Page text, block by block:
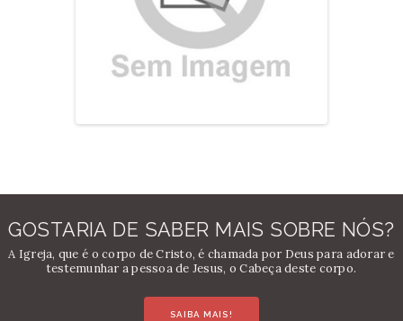
GOSTARIA DE SABER MAIS SOBRE NÓS?
A Igreja, que é o corpo de Cristo, é chamada por Deus para adorar e
testemunhar a pessoa de Jesus, o Cabeça deste corpo.
SAIBA MAIS!